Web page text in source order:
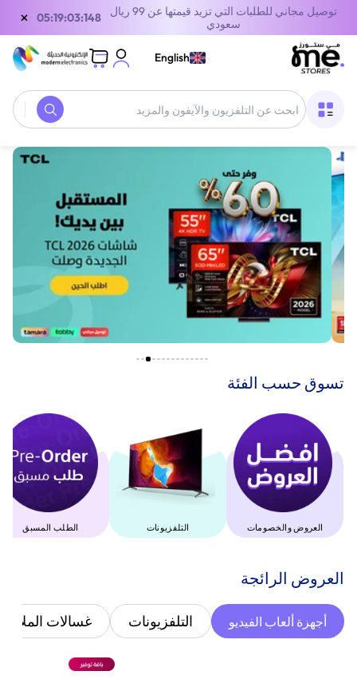
توصيل مجاني للطلبات التي تزيد قيمتها عن 99 ريال
سعودي
05:19:03:148
×
English
‫تسوق حسب الفئة‬
العروض والخصومات التلفزيونات الطلب المسبق
‫العروض الرائجة‬
أجهزة ألعاب الفيديو التلفزيونات غسالات